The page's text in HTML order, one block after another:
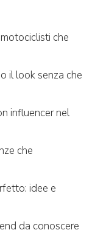
che
il look senza che
influencer nel
che
idee e
da conoscere